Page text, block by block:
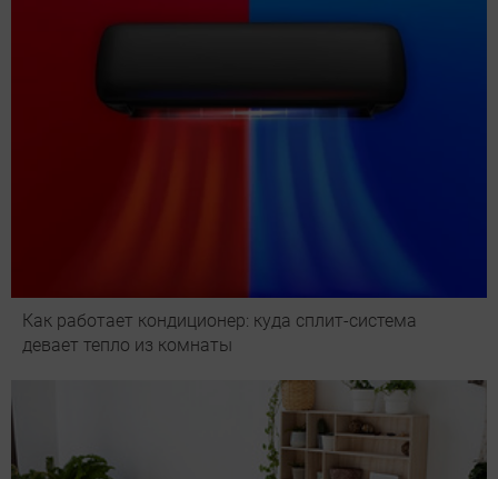
Как работает кондиционер: куда сплит-система
девает тепло из комнаты